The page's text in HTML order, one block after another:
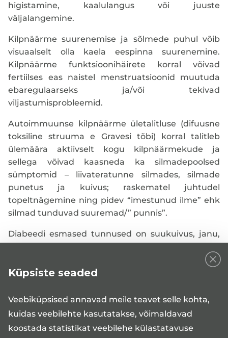
Küpsiste seaded
Veebiküpsised annavad meile teavet selle kohta,
kuidas veebilehte kasutatakse, võimaldavad
koostada statistikat veebilehe külastatavuse
higistamine, kaalulangus või juuste
väljalangemine.
Kilpnäärme suurenemise ja sõlmede puhul võib
visuaalselt olla kaela eespinna suurenemine.
Kilpnäärme funktsioonihäirete korral võivad
fertiilses eas naistel menstruatsioonid muutuda
ebaregulaarseks ja/või tekivad
viljastumisprobleemid.
Autoimmuunse kilpnäärme ületalitluse (difuusne
toksiline struuma e Gravesi tõbi) korral talitleb
ülemäära aktiivselt kogu kilpnäärmekude ja
sellega võivad kaasneda ka silmadepoolsed
sümptomid – liivateratunne silmades, silmade
punetus ja kuivus; raskematel juhtudel
topeltnägemine ning pidev “imestunud ilme” ehk
silmad tunduvad suuremad/” punnis”.
Diabeedi esmased tunnused on suukuivus, janu,
kehakaalu langus. Diagnoosi hilinemise korral
võivad tekkida isutus, iiveldus, oksendamine,
kõrgenenud veresuhkur ja insuliini puudus. II
tüübi diabeet on sageli asümptomaatiline ehk
inimene ei pruugigi seda ära tunda.